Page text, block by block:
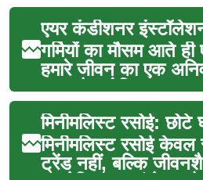
गर्मियों का मौसम आते
हमारे जीवन का एक
जाता है। लेकिन क्या
सही तरीके...
मिनीमलिस्ट रसोई
ट्रेंड नहीं, बल्कि